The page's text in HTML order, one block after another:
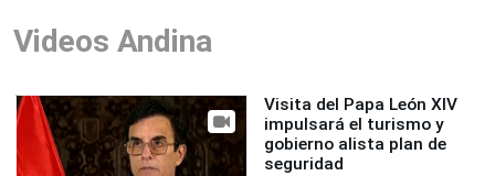
Videos Andina
Visita del Papa León XIV
impulsará el turismo y
gobierno alista plan de
seguridad